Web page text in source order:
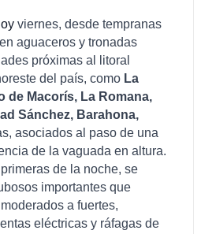
viernes, desde tempranas
aguaceros y tronadas
próximas al litoral
del país, como La
de Macorís, La Romana,
Sánchez, Barahona,
asociados al paso de una
de la vaguada en altura.
de la noche, se
importantes que
a fuertes,
eléctricas y ráfagas de